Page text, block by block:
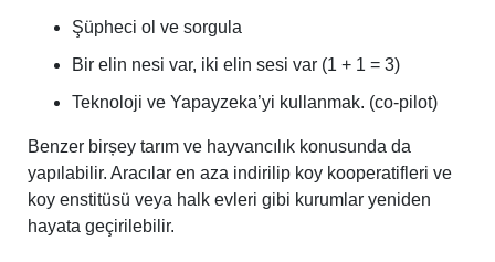
Şüpheci ol ve sorgula
Bir elin nesi var, iki elin sesi var (1 + 1 = 3)
Teknoloji ve Yapayzeka’yi kullanmak. (co-pilot)
Benzer birșey tarım ve hayvancılık konusunda da
yapılabilir. Aracılar en aza indirilip koy kooperatifleri ve
koy enstitüsü veya halk evleri gibi kurumlar yeniden
hayata geçirilebilir.